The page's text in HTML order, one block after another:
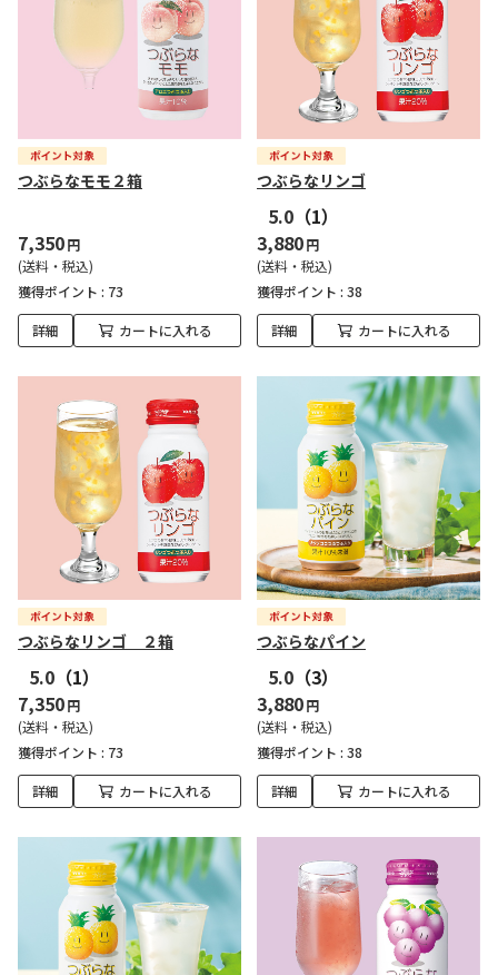
つぶらなモモ２箱
7,350円
(送料・税込)
獲得ポイント : 73
詳細 カートに入れる
つぶらなリンゴ
5.0 （1）
3,880円
(送料・税込)
獲得ポイント : 38
詳細 カートに入れる
つぶらなリンゴ ２箱
5.0 （1）
7,350円
(送料・税込)
獲得ポイント : 73
詳細 カートに入れる
つぶらなパイン
5.0 （3）
3,880円
(送料・税込)
獲得ポイント : 38
詳細 カートに入れる